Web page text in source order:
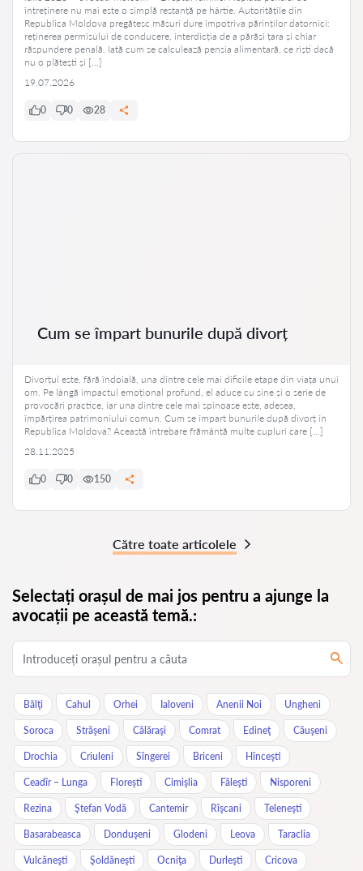
întreținere nu mai este o simplă restanță pe hârtie. Autoritățile din
Republica Moldova pregătesc măsuri dure împotriva părinților datornici:
reținerea permisului de conducere, interdicția de a părăsi țara și chiar
răspundere penală. Iată cum se calculează pensia alimentară, ce riști dacă
nu o plătești și […]
19.07.2026
0 0 28
Cum se împart bunurile după divorț
Divorțul este, fără îndoială, una dintre cele mai dificile etape din viața unui
om. Pe lângă impactul emoțional profund, el aduce cu sine și o serie de
provocări practice, iar una dintre cele mai spinoase este, adesea,
împărțirea patrimoniului comun. Cum se împart bunurile după divorț în
Republica Moldova? Această întrebare frământă multe cupluri care […]
28.11.2025
0 0 150
Către toate articolele
Selectați orașul de mai jos pentru a ajunge la
avocații pe această temă.:
Bălţi Cahul Orhei Ialoveni Anenii Noi Ungheni
Soroca Străşeni Călăraşi Comrat Edineţ Căuşeni
Drochia Criuleni Sîngerei Briceni Hînceşti
Ceadîr – Lunga Floreşti Cimişlia Făleşti Nisporeni
Rezina Ştefan Vodă Cantemir Rîşcani Teleneşti
Basarabeasca Donduşeni Glodeni Leova Taraclia
Vulcăneşti Şoldăneşti Ocniţa Durleşti Cricova